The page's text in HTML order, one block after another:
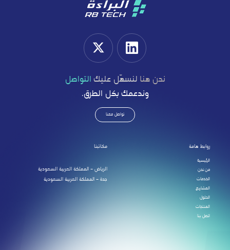
نحن هنا لنسهّل عليك التواصل
وندعمك بكل الطرق.
تواصل معنا
روابط هامة
الرئيسية
من نحن
الخدمات
المشاريع
الحلول
المنتجات
اتصل بنا
مكاتبنا
الرياض – المملكة العربية السعودية
جدة – المملكة العربية السعودية